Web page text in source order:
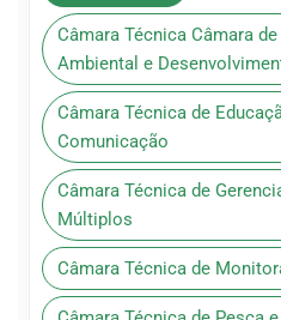
Câmara Técnica Câmara
Ambiental e
Câmara Técnica de
Comunicação
Câmara Técnica de
Múltiplos
Câmara Técnica de